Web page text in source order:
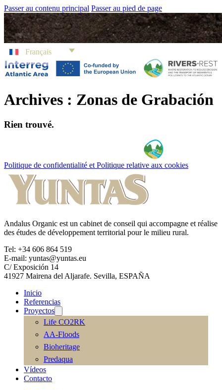
Passer au contenu principal Passer au pied de page
Français
Archives : Zonas de Grabación
Rien trouvé.
Politique de confidentialité et Politique relative aux cookies
Andalus Organic est un cabinet de conseil qui accompagne et réalise
des études de développement territorial pour le milieu rural.
Tel: +34 606 864 519
E-mail: yuntas@yuntas.eu
C/ Exposición 14
41927 Mairena del Aljarafe. Sevilla, ESPAÑA
Inicio
Referencias
Proyectos
Life CO2RK
AA-Floods
Bioheritage
Predaqua
Vídeos
Contacto